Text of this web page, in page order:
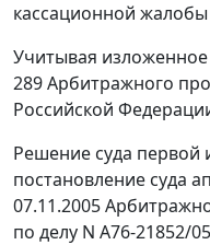
кассационной
Учитывая изложенное
289Арбитражного
Российской
Решение суда первой
постановление суда
07.11.2005
по делу N А76-21852/